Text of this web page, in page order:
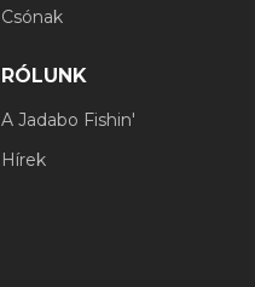
Csónak
RÓLUNK
A Jadabo Fishin'
Hírek